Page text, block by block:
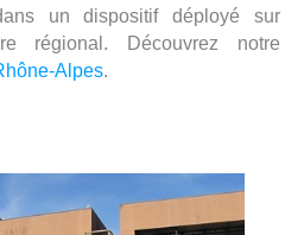
un dispositif déployé sur
régional. Découvrez notre
Alpes.